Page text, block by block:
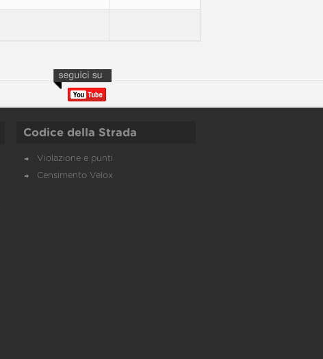
Codice della Strada
Violazione e punti
Censimento Velox